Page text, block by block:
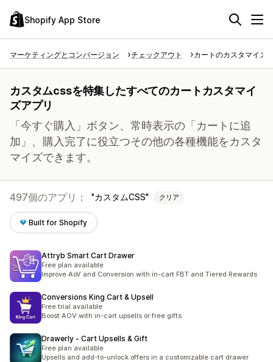
Shopify App Store
マーケティングとコンバージョン チェックアウト カートのカスタマイズ
カスタムcssを特集したすべてのカートカスタマイ
ズアプリ
「今すぐ購入」ボタン、常時表示の「カートに追
加」、購入完了に役立つその他の各種機能をカスタ
マイズできます。
497個のアプリ： カスタムCSS クリア
Built for Shopify
Attryb Smart Cart Drawer
Free plan available
Improve AoV and Conversion with in-cart FBT and Tiered Rewards
Conversions King Cart & Upsell
Free trial available
Boost AOV with in-cart upsells or free gifts
Drawerly ‑ Cart Upsells & Gift
Free plan available
Upsells and add-to-unlock offers in a customizable cart drawer